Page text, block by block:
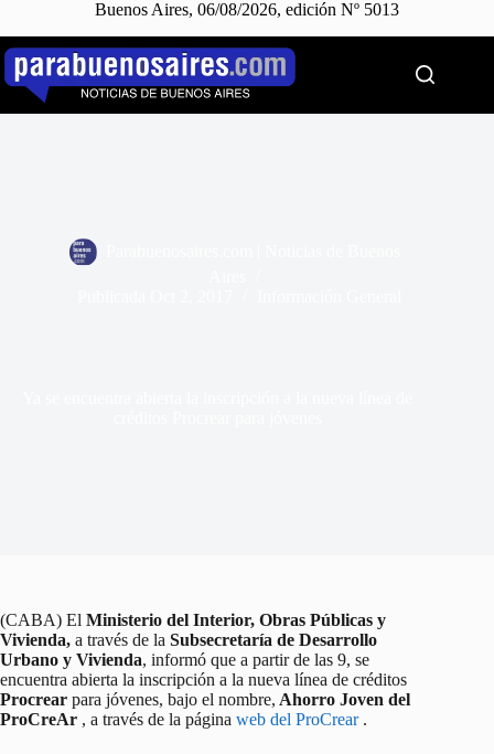
Buenos Aires, 06/08/2026, edición Nº 5013
Saltar
contenido
(CABA) El Ministerio del Interior, Obras Públicas y
Vivienda, a través de la Subsecretaría de Desarrollo
Urbano y Vivienda, informó que a partir de las 9, se
encuentra abierta la inscripción a la nueva línea de créditos
Procrear para jóvenes, bajo el nombre, Ahorro Joven del
ProCreAr , a través de la página web del ProCrear.